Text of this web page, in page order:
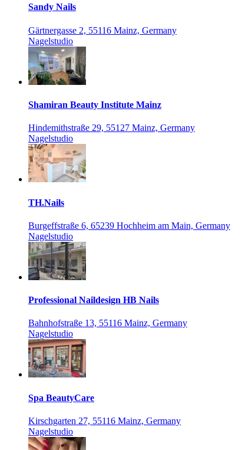
Sandy Nails
Gärtnergasse 2, 55116 Mainz, Germany
Nagelstudio
Shamiran Beauty Institute Mainz
Hindemithstraße 29, 55127 Mainz, Germany
Nagelstudio
TH.Nails
Burgeffstraße 6, 65239 Hochheim am Main, Germany
Nagelstudio
Professional Naildesign HB Nails
Bahnhofstraße 13, 55116 Mainz, Germany
Nagelstudio
Spa BeautyCare
Kirschgarten 27, 55116 Mainz, Germany
Nagelstudio